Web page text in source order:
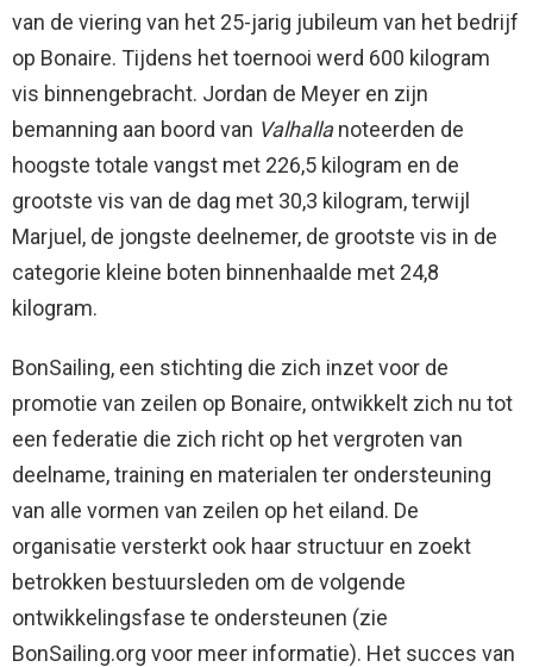
van de viering van het 25-jarig jubileum van het bedrijf
op Bonaire. Tijdens het toernooi werd 600 kilogram
vis binnengebracht. Jordan de Meyer en zijn
bemanning aan boord van Valhallanoteerden de
hoogste totale vangst met 226,5 kilogram en de
grootste vis van de dag met 30,3 kilogram, terwijl
Marjuel, de jongste deelnemer, de grootste vis in de
categorie kleine boten binnenhaalde met 24,8
kilogram.
BonSailing, een stichting die zich inzet voor de
promotie van zeilen op Bonaire, ontwikkelt zich nu tot
een federatie die zich richt op het vergroten van
deelname, training en materialen ter ondersteuning
van alle vormen van zeilen op het eiland. De
organisatie versterkt ook haar structuur en zoekt
betrokken bestuursleden om de volgende
ontwikkelingsfase te ondersteunen (zie
BonSailing.org voor meer informatie). Het succes van